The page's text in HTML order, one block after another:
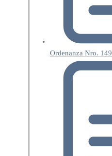
Ordenanza Nro. 149